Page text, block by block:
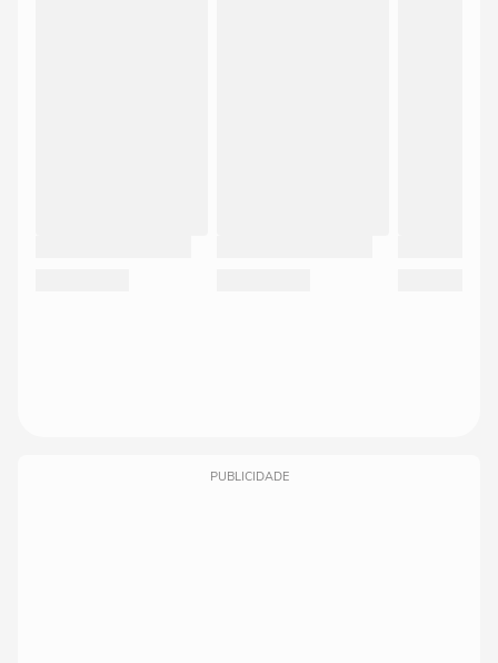
PUBLICIDADE